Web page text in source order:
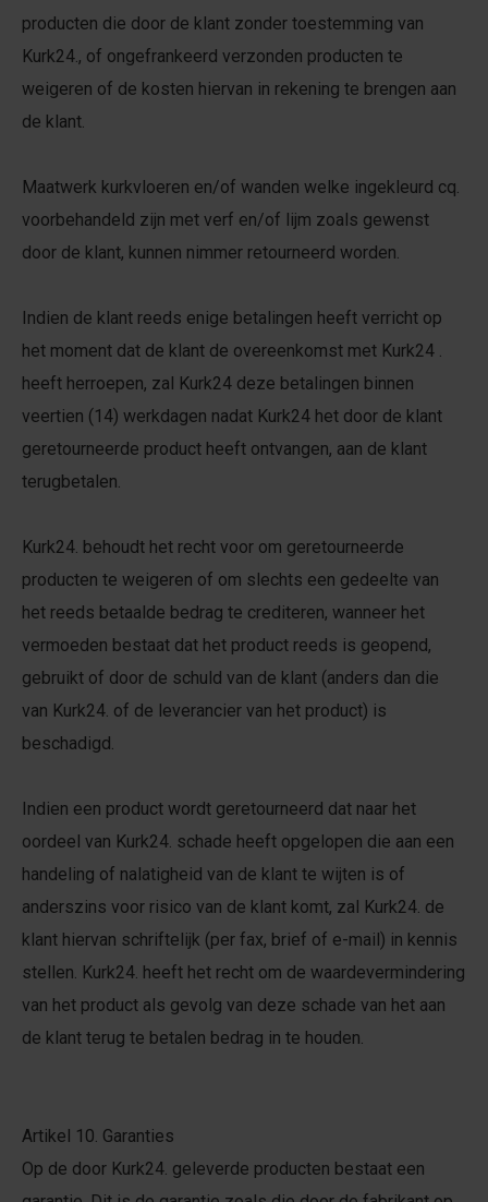
producten die door de klant zonder toestemming van
Kurk24., of ongefrankeerd verzonden producten te
weigeren of de kosten hiervan in rekening te brengen aan
de klant.
Maatwerk kurkvloeren en/of wanden welke ingekleurd cq.
voorbehandeld zijn met verf en/of lijm zoals gewenst
door de klant, kunnen nimmer retourneerd worden.
Indien de klant reeds enige betalingen heeft verricht op
het moment dat de klant de overeenkomst met Kurk24 .
heeft herroepen, zal Kurk24 deze betalingen binnen
veertien (14) werkdagen nadat Kurk24 het door de klant
geretourneerde product heeft ontvangen, aan de klant
terugbetalen.
Kurk24. behoudt het recht voor om geretourneerde
producten te weigeren of om slechts een gedeelte van
het reeds betaalde bedrag te crediteren, wanneer het
vermoeden bestaat dat het product reeds is geopend,
gebruikt of door de schuld van de klant (anders dan die
van Kurk24. of de leverancier van het product) is
beschadigd.
Indien een product wordt geretourneerd dat naar het
oordeel van Kurk24. schade heeft opgelopen die aan een
handeling of nalatigheid van de klant te wijten is of
anderszins voor risico van de klant komt, zal Kurk24. de
klant hiervan schriftelijk (per fax, brief of e-mail) in kennis
stellen. Kurk24. heeft het recht om de waardevermindering
van het product als gevolg van deze schade van het aan
de klant terug te betalen bedrag in te houden.
Artikel 10. Garanties
Op de door Kurk24. geleverde producten bestaat een